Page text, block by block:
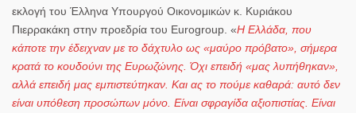
εκλογή του Έλληνα Υπουργού Οικονομικών κ. Κυριάκου
Πιερρακάκη στην προεδρία του Eurogroup. «Η Ελλάδα, που
κάποτε την έδειχναν με το δάχτυλο ως «μαύρο πρόβατο», σήμερα
κρατά το κουδούνι της Ευρωζώνης. Όχι επειδή «μας λυπήθηκαν»,
αλλά επειδή μας εμπιστεύτηκαν. Και ας το πούμε καθαρά: αυτό δεν
είναι υπόθεση προσώπων μόνο. Είναι σφραγίδα αξιοπιστίας. Είναι